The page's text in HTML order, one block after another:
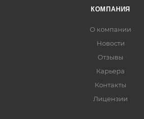
КОМПАНИЯ
О компании
Новости
Отзывы
Карьера
Контакты
Лицензии